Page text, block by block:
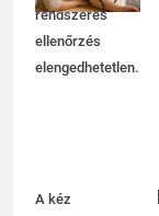
rendszeres
ellenőrzés
elengedhetetlen.
A kéz